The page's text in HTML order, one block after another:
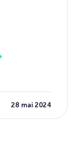
28 mai 2024